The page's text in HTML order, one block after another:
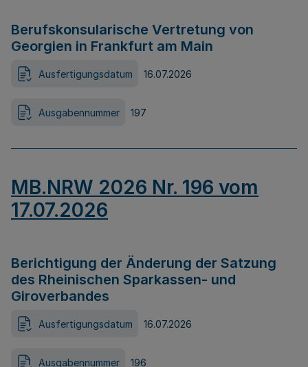
Berufskonsularische Vertretung von
Georgien in Frankfurt am Main
Ausfertigungsdatum 16.07.2026
Ausgabennummer 197
MB.NRW 2026 Nr. 196 vom
17.07.2026
Berichtigung der Änderung der Satzung
des Rheinischen Sparkassen- und
Giroverbandes
Ausfertigungsdatum 16.07.2026
Ausgabennummer 196